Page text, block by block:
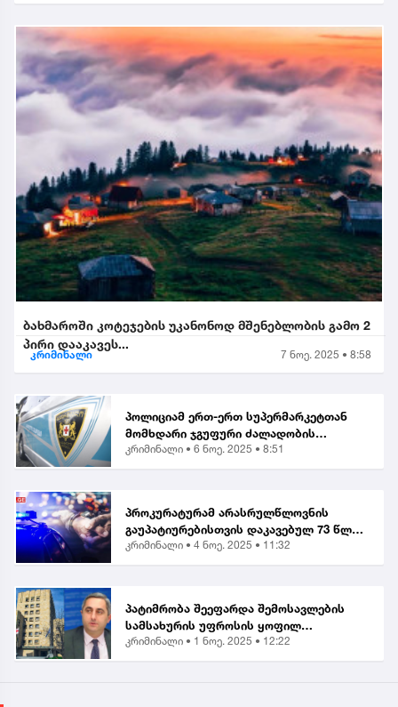
ბახმაროში კოტეჯების უკანონოდ მშენებლობის გამო 2
პირი დააკავეს...
კრიმინალი 7 ნოე. 2025 • 8:58
პოლიციამ ერთ-ერთ სუპერმარკეტთან
მომხდარი ჯგუფური ძალადობის
ორგანიზებისა და მასში მონაწილეობის
კრიმინალი • 6 ნოე. 2025 • 8:51
პროკურატურამ არასრულწლოვნის
გაუპატიურებისთვის დაკავებულ 73 წლის
მამაკაცს ბრალი წარუდგინა...
კრიმინალი • 4 ნოე. 2025 • 11:32
პატიმრობა შეეფარდა შემოსავლების
სამსახურის უფროსის ყოფილ
მოადგილეს - ვლადიმერ ხუნდაძეს...
კრიმინალი • 1 ნოე. 2025 • 12:22